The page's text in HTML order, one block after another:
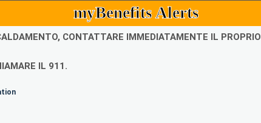
myBenefits Alerts
CONTATTARE IMMEDIATAMENTE IL PROPRIO
IL 911.